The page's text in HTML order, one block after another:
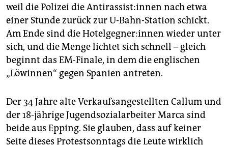
weil die Polizei die An­ti­ras­sis­t:in­nen nach etwa
einer Stunde zurück zur U-Bahn-Station schickt.
Am Ende sind die Ho­tel­geg­ne­r:in­nen wieder unter
sich, und die Menge lichtet sich schnell – gleich
beginnt das EM-Finale, in dem die englischen
„Löwinnen“ gegen Spanien antreten.
Der 34 Jahre alte Verkaufsangestellten Callum und
der 18-jährige Jugendsozialarbeiter Marca sind
beide aus Epping. Sie glauben, dass auf keiner
Seite dieses Protestsonntags die Leute wirklich